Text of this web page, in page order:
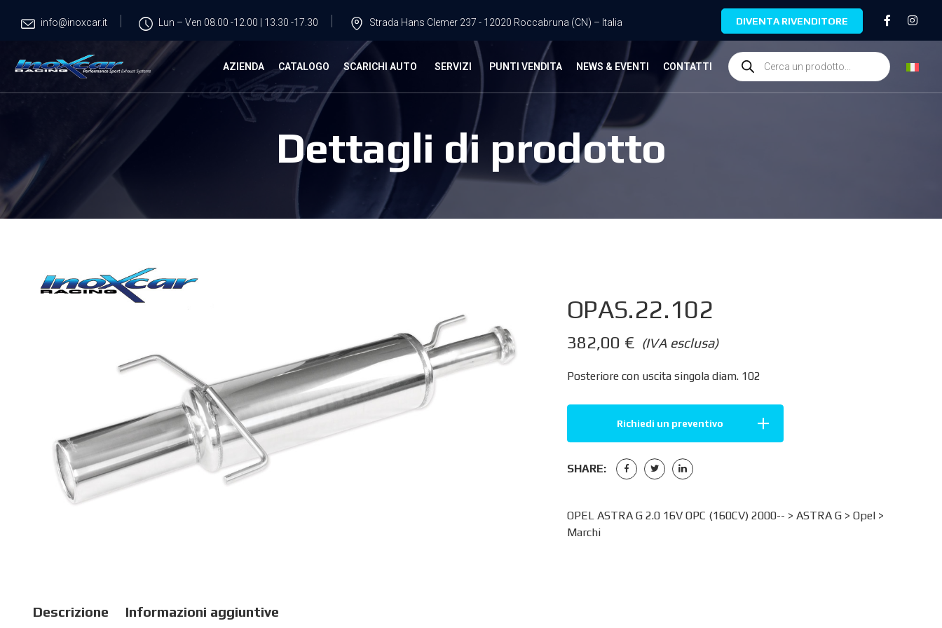
info@inoxcar.it Lun – Ven 08.00 -12.00 | 13.30 -17.30 Strada Hans Clemer 237 - 12020 Roccabruna (CN) – Italia DIVENTA RIVENDITORE
AZIENDA CATALOGO SCARICHI AUTO SERVIZI PUNTI VENDITA NEWS & EVENTI CONTATTI
Dettagli di prodotto
OPAS.22.102
(IVA esclusa)
382,00 €
Posteriore con uscita singola diam. 102
Richiedi un preventivo
SHARE:
OPEL ASTRA G 2.0 16V OPC (160CV) 2000-- > ASTRA G> Opel>
Marchi
Descrizione Informazioni aggiuntive